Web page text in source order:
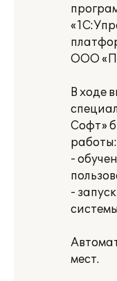
ООО
В ходе
Софт»
работы:
-
-
мест.